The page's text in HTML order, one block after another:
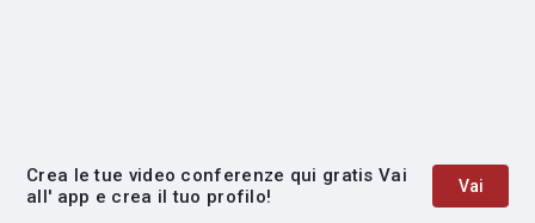
Crea le tue video conferenze qui gratis Vai
all' app e crea il tuo profilo!
Vai